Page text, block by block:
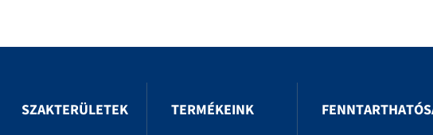
SZAKTERÜLETEK TERMÉKEINK